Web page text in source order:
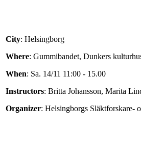
City: Helsingborg
Where: Gummibandet, Dunkers
When: Sa. 14/11 11:00 - 15.00
Instructors: Britta Johansson, Marita
Organizer: Helsingborgs Släktforskare-